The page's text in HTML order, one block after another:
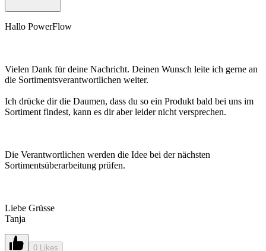
Hallo PowerFlow
Vielen Dank für deine Nachricht. Deinen Wunsch leite ich gerne an
die Sortimentsverantwortlichen weiter.
Ich drücke dir die Daumen, dass du so ein Produkt bald bei uns im
Sortiment findest, kann es dir aber leider nicht versprechen.
Die Verantwortlichen werden die Idee bei der nächsten
Sortimentsüberarbeitung prüfen.
Liebe Grüsse
Tanja
0 Likes